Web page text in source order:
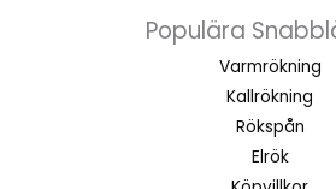
Populära
Varmrökning
Kallrökning
Rökspån
Elrök